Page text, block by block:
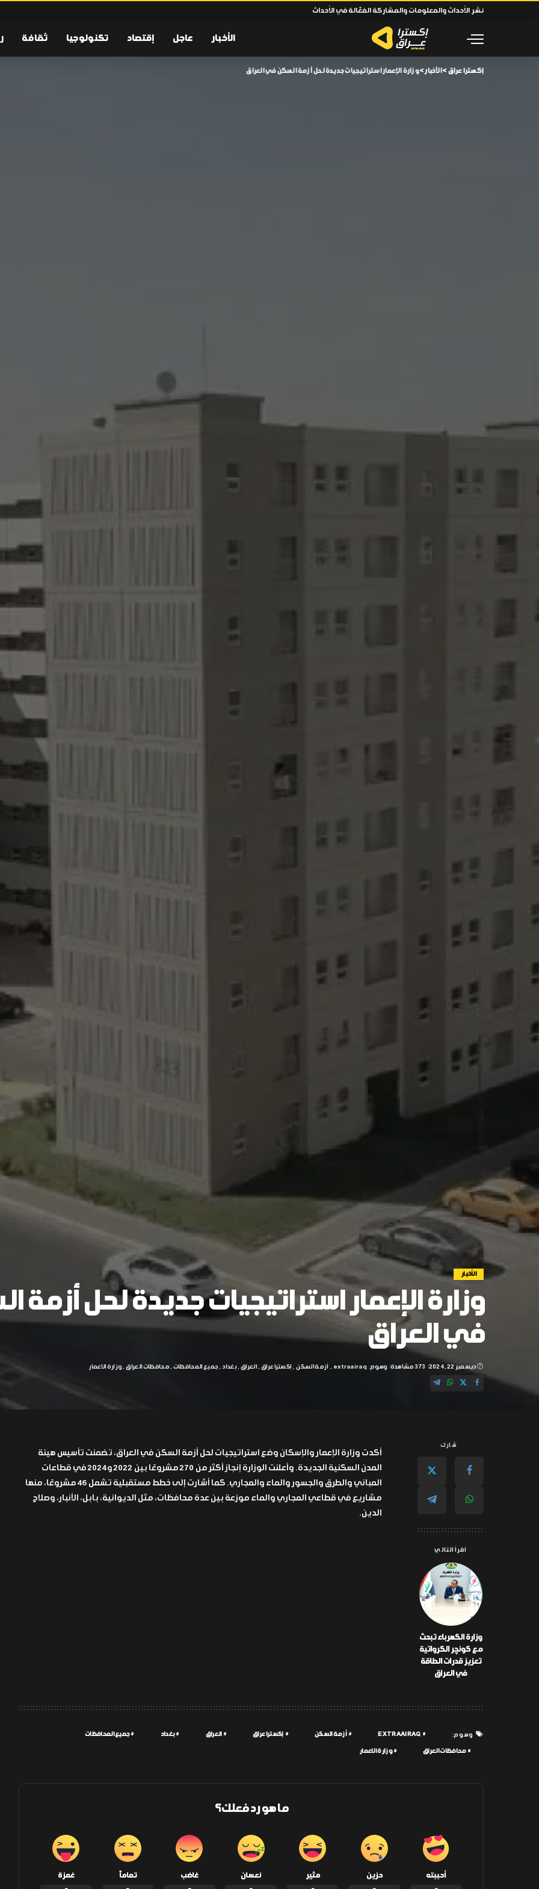
نشر الأحداث والمعلومات والمشاركة الفعّالة في الأحداث
الأخبار عاجل إقتصاد تكنولوجيا ثقافة
إكسترا عراق >الأخبار>وزارة الإعمار استراتيجيات جديدة لحل أزمة السكن في العراق
الأخبار
وزارة الإعمار استراتيجيات جديدة لحل أزمة
في العراق
ديسمبر 22, 2024 373 مشاهدة وسوم: extraairaq أزمة السكن إكسترا عراق العراق بغداد جميع المحافظات محافظات العراق وزارة الاعمار
شارك
اقرأ التالي
وزارة الكهرباء تبحث
مع كونچر الكرواتية
تعزيز قدرات الطاقة
في العراق
أكدت وزارة الإعمار والإسكان وضع استراتيجيات لحل أزمة السكن في العراق، تضمنت تأسيس هيئة
المدن السكنية الجديدة. وأعلنت الوزارة إنجاز أكثر من 270 مشروعًا بين 2022 و2024 في قطاعات
المباني والطرق والجسور والماء والمجاري. كما أشارت إلى خطط مستقبلية تشمل 46 مشروعًا، منها
مشاريع في قطاعي المجاري والماء موزعة بين عدة محافظات، مثل الديوانية، بابل، الأنبار، وصلاح
الدين.
وسوم: EXTRAAIRAQ أزمة السكن إكسترا عراق العراق بغداد جميع المحافظات
محافظات العراق وزارة الاعمار
ما هو رد فعلك؟
أحببته حزين مثير نعسان غاضب تماماً غمزة